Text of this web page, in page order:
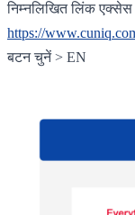
निम्नलिखित लिंक
https://
बटन चुनें > EN